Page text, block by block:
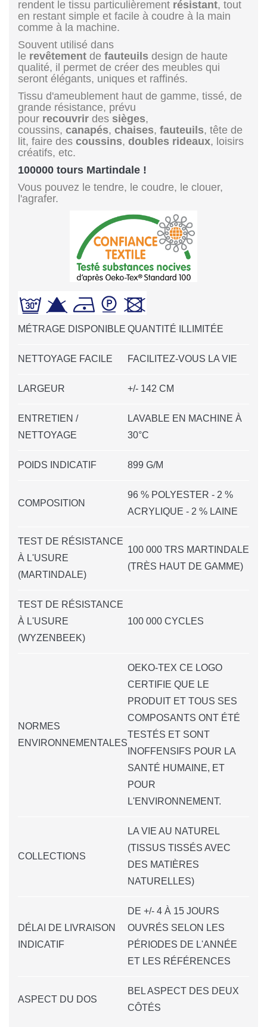
rendent le tissu particulièrement résistant, tout
en restant simple et facile à coudre à la main
comme à la machine.
Souvent utilisé dans
le revêtement de fauteuils design de haute
qualité, il permet de créer des meubles qui
seront élégants, uniques et raffinés.
Tissu d'ameublement haut de gamme, tissé, de
grande résistance, prévu
pour recouvrir des sièges,
coussins, canapés, chaises, fauteuils, tête de
lit, faire des coussins, doubles rideaux, loisirs
créatifs, etc.
100000 tours Martindale !
Vous pouvez le tendre, le coudre, le clouer,
l'agrafer.
MÉTRAGE DISPONIBLE QUANTITÉ ILLIMITÉE
NETTOYAGE FACILE FACILITEZ-VOUS LA VIE
LARGEUR +/- 142 CM
ENTRETIEN /
NETTOYAGE
LAVABLE EN MACHINE À
30°C
POIDS INDICATIF 899 G/M
COMPOSITION
96 % POLYESTER - 2 %
ACRYLIQUE - 2 % LAINE
TEST DE RÉSISTANCE
À L'USURE
(MARTINDALE)
100 000 TRS MARTINDALE
(TRÈS HAUT DE GAMME)
TEST DE RÉSISTANCE
À L'USURE
(WYZENBEEK)
100 000 CYCLES
NORMES
ENVIRONNEMENTALES
OEKO-TEX CE LOGO
CERTIFIE QUE LE
PRODUIT ET TOUS SES
COMPOSANTS ONT ÉTÉ
TESTÉS ET SONT
INOFFENSIFS POUR LA
SANTÉ HUMAINE, ET
POUR
L'ENVIRONNEMENT.
COLLECTIONS
LA VIE AU NATUREL
(TISSUS TISSÉS AVEC
DES MATIÈRES
NATURELLES)
DÉLAI DE LIVRAISON
INDICATIF
DE +/- 4 À 15 JOURS
OUVRÉS SELON LES
PÉRIODES DE L'ANNÉE
ET LES RÉFÉRENCES
ASPECT DU DOS
BEL ASPECT DES DEUX
CÔTÉS